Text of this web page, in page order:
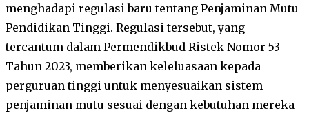
menghadapi regulasi baru tentang Penjaminan Mutu
Pendidikan Tinggi. Regulasi tersebut, yang
tercantum dalam Permendikbud Ristek Nomor 53
Tahun 2023, memberikan keleluasaan kepada
perguruan tinggi untuk menyesuaikan sistem
penjaminan mutu sesuai dengan kebutuhan mereka